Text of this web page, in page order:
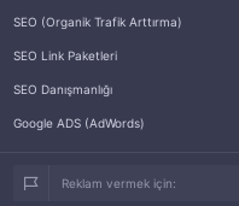
SEO (Organik Trafik Arttırma)
SEO Link Paketleri
SEO Danışmanlığı
Google ADS (AdWords)
Reklam vermek için: